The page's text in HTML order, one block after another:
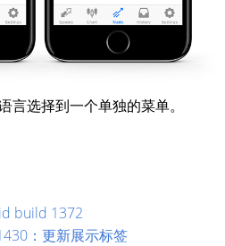
言选择到一个单独的菜单。
build 1372
：更新展示标签